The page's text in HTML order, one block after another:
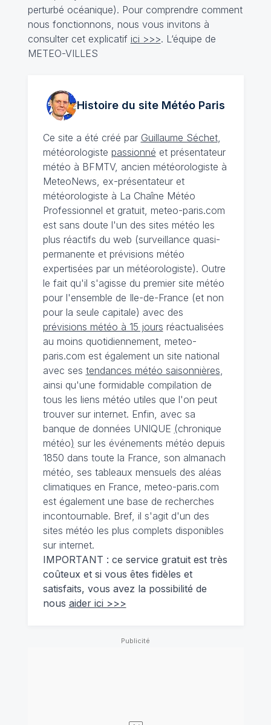
perturbé océanique). Pour comprendre comment
nous fonctionnons, nous vous invitons à
consulter cet explicatif ici >>>. L‘équipe de
METEO-VILLES
Histoire du site MétéoParis
Ce site a été créé par Guillaume Séchet,
météorologiste passionné et présentateur
météo à BFMTV, ancien météorologiste à
MeteoNews, ex-présentateur et
météorologiste à La Chaîne Météo
Professionnel et gratuit, meteo-paris.com
est sans doute l'un des sites météo les
plus réactifs du web (surveillance quasi-
permanente et prévisions météo
expertisées par un météorologiste). Outre
le fait qu'il s'agisse du premier site météo
pour l'ensemble de Ile-de-France (et non
pour la seule capitale) avec des
prévisions météo à 15 jours réactualisées
au moins quotidiennement, meteo-
paris.com est également un site national
avec ses tendances météo saisonnières,
ainsi qu'une formidable compilation de
tous les liens météo utiles que l'on peut
trouver sur internet. Enfin, avec sa
banque de données UNIQUE (chronique
météo) sur les événements météo depuis
1850 dans toute la France, son almanach
météo, ses tableaux mensuels des aléas
climatiques en France, meteo-paris.com
est également une base de recherches
incontournable. Bref, il s'agit d'un des
sites météo les plus complets disponibles
sur internet.
IMPORTANT : ce service gratuit est très
coûteux et si vous êtes fidèles et
satisfaits, vous avez la possibilité de
nous aider ici >>>